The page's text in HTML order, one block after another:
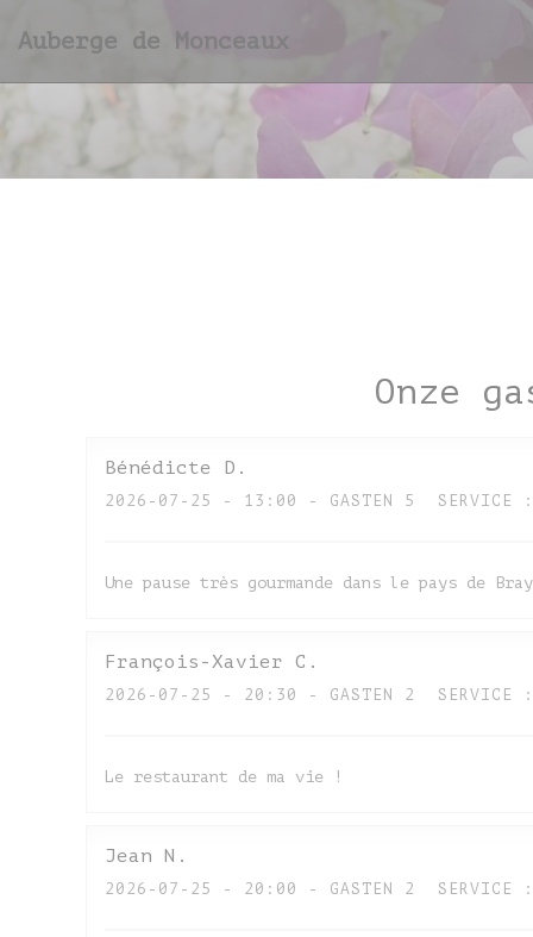
Auberge de Monceaux
Onze
Bénédicte D
2026-07-25 - 13:00 - GASTEN 5 SERVICE :
Une pause très gourmande dans le pays de Bray
François-Xavier C
2026-07-25 - 20:30 - GASTEN 2 SERVICE :
Le restaurant de ma vie !
Jean N
2026-07-25 - 20:00 - GASTEN 2 SERVICE :